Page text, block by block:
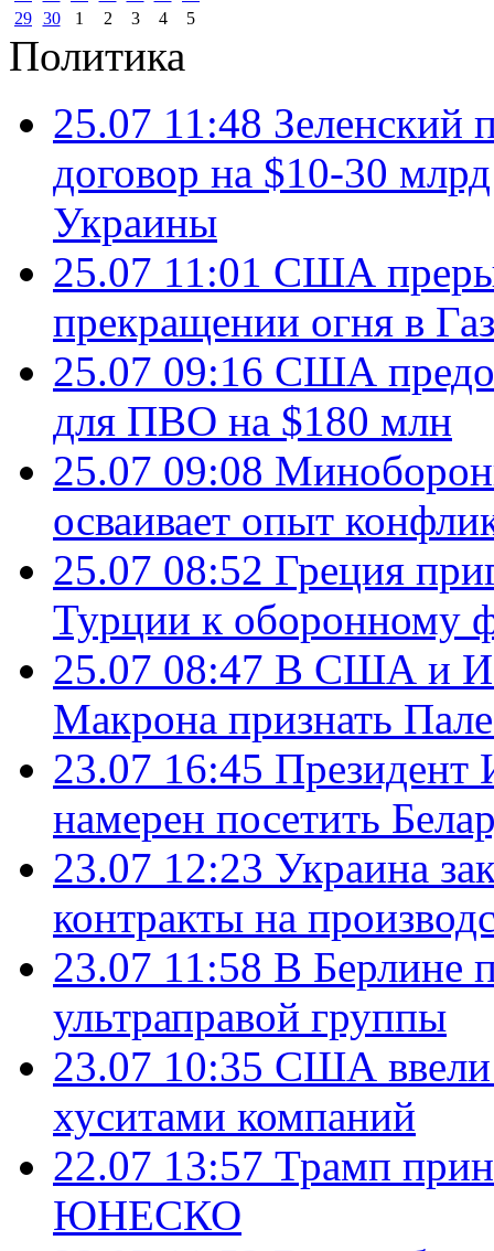
29 30 1 2 3 4 5
Политика
25.07 11:48 Зеленский
договор на $10-30
Украины
25.07 11:01 США
прекращении огня в
25.07 09:16 США
для ПВО на $180 млн
25.07 09:08
осваивает опыт
25.07 08:52 Греция
Турции к оборонному
25.07 08:47 В США и
Макрона признать
23.07 16:45 Президент
намерен посетить
23.07 12:23 Украина
контракты на
23.07 11:58 В Берлине
ультраправой группы
23.07 10:35 США ввели
хуситами компаний
22.07 13:57 Трамп
ЮНЕСКО